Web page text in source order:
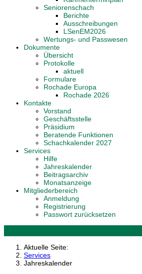
Seniorenschach
Berichte
Ausschreibungen
LSenEM2026
Wertungs- und Passwesen
Dokumente
Übersicht
Protokolle
aktuell
Formulare
Rochade Europa
Rochade 2026
Kontakte
Vorstand
Geschäftsstelle
Präsidium
Beratende Funktionen
Schachkalender 2027
Services
Hilfe
Jahreskalender
Beitragsarchiv
Monatsanzeige
Mitgliederbereich
Anmeldung
Registrierung
Passwort zurücksetzen
Aktuelle Seite:
Services
Jahreskalender